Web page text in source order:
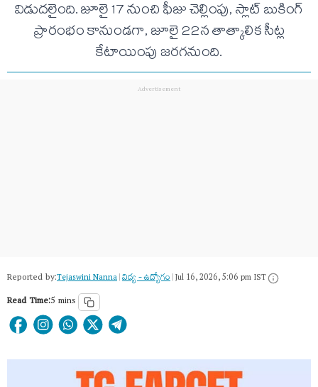
విడుదలైంది. జూలై 17 నుంచి ఫీజు చెల్లింపు, స్లాట్ బుకింగ్
ప్రారంభం కానుండగా, జూలై 22న తాత్కాలిక సీట్ల
కేటాయింపు జరగనుంది.
Reported by:Tejaswini Nanna|విద్య - ఉద్యోగం|Jul 16, 2026, 5:06 pm IST
Read Time:5 mins